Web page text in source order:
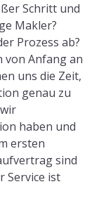
Schritt und
Makler?
Prozess ab?
von Anfang an
uns die Zeit,
genau zu
haben und
ersten
sind
Service ist